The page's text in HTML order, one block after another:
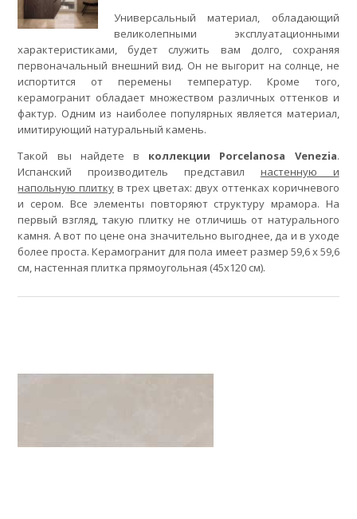
Универсальный материал, обладающий
великолепными эксплуатационными
характеристиками, будет служить вам долго, сохраняя
первоначальный внешний вид. Он не выгорит на солнце, не
испортится от перемены температур. Кроме того,
керамогранит обладает множеством различных оттенков и
фактур. Одним из наиболее популярных является материал,
имитирующий натуральный камень.
Такой вы найдете в коллекции Porcelanosa Venezia.
Испанский производитель представил настенную и
напольную плитку в трех цветах: двух оттенках коричневого
и сером. Все элементы повторяют структуру мрамора. На
первый взгляд, такую плитку не отличишь от натурального
камня. А вот по цене она значительно выгоднее, да и в уходе
более проста. Керамогранит для пола имеет размер 59,6 x 59,6
см, настенная плитка прямоугольная (45x120 см).